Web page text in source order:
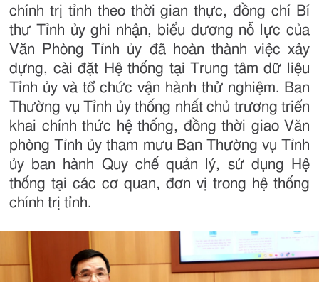
chính trị tỉnh theo thời gian thực, đồng chí Bí
thư Tỉnh ủy ghi nhận, biểu dương nỗ lực của
Văn Phòng Tỉnh ủy đã hoàn thành việc xây
dựng, cài đặt Hệ thống tại Trung tâm dữ liệu
Tỉnh ủy và tổ chức vận hành thử nghiệm. Ban
Thường vụ Tỉnh ủy thống nhất chủ trương triển
khai chính thức hệ thống, đồng thời giao Văn
phòng Tỉnh ủy tham mưu Ban Thường vụ Tỉnh
ủy ban hành Quy chế quản lý, sử dụng Hệ
thống tại các cơ quan, đơn vị trong hệ thống
chính trị tỉnh.